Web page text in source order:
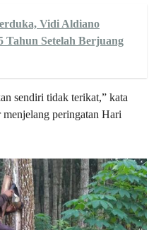
Vidi Aldiano
Tahun Setelah Berjuang
sendiri tidak terikat,” kata
peringatan Hari